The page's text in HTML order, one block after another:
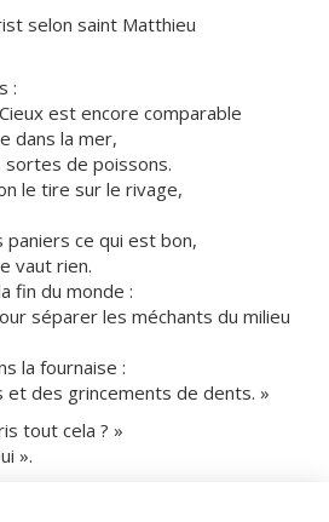
selon saint Matthieu
:
est encore comparable
dans la mer,
de poissons.
le tire sur le rivage,
ce qui est bon,
vaut rien.
fin du monde :
séparer les méchants du milieu
la fournaise :
et des grincements de dents. »
tout cela ? »
».